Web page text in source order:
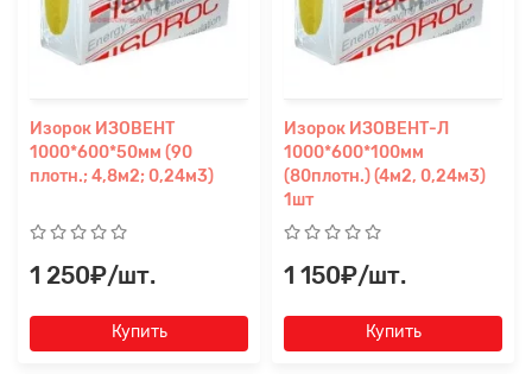
Изорок ИЗОВЕНТ
1000*600*50мм (90
плотн.; 4,8м2; 0,24м3)
1 250₽/шт.
Купить
Изорок ИЗОВЕНТ-Л
1000*600*100мм
(80плотн.) (4м2, 0,24м3)
1шт
1 150₽/шт.
Купить